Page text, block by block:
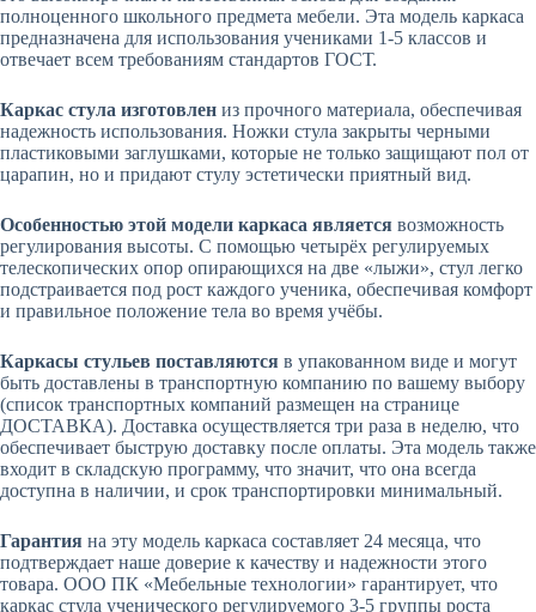
полноценного школьного предмета мебели. Эта модель каркаса
предназначена для использования учениками 1-5 классов и
отвечает всем требованиям стандартов ГОСТ.
Каркас стула изготовлен из прочного материала, обеспечивая
надежность использования. Ножки стула закрыты черными
пластиковыми заглушками, которые не только защищают пол от
царапин, но и придают стулу эстетически приятный вид.
Особенностью этой модели каркаса является возможность
регулирования высоты. С помощью четырёх регулируемых
телескопических опор опирающихся на две «лыжи», стул легко
подстраивается под рост каждого ученика, обеспечивая комфорт
и правильное положение тела во время учёбы.
Каркасы стульев поставляются в упакованном виде и могут
быть доставлены в транспортную компанию по вашему выбору
(список транспортных компаний размещен на странице
ДОСТАВКА). Доставка осуществляется три раза в неделю, что
обеспечивает быструю доставку после оплаты. Эта модель также
входит в складскую программу, что значит, что она всегда
доступна в наличии, и срок транспортировки минимальный.
Гарантия на эту модель каркаса составляет 24 месяца, что
подтверждает наше доверие к качеству и надежности этого
товара. ООО ПК «Мебельные технологии» гарантирует, что
каркас стула ученического регулируемого 3-5 группы роста